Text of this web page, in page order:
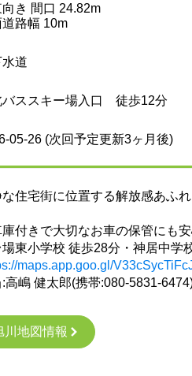
き 間口 24.82m
路幅 10m
水道
バススキー場入口 徒歩12分
05-26 (次回予定更新3ヶ月後)
な住宅街に位置する解放感あふ
付きで大切なお車の保管にも
東小学校 徒歩28分・神居中学
maps.app.goo.gl/
高嶋 健太郎(携帯:080-5831-
川地図情報